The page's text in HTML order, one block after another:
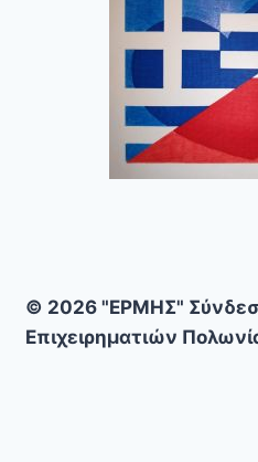
© 2026 "ΕΡΜΗΣ"
Επιχειρηματιών